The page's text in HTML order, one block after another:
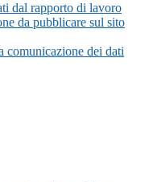
dal rapporto di lavoro
da pubblicare sul sito
comunicazione dei dati